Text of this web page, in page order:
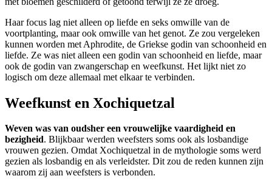
Haar focus lag niet alleen op liefde en seks omwille van de
voortplanting, maar ook omwille van het genot. Ze zou vergeleken
kunnen worden met Aphrodite, de Griekse godin van schoonheid en
liefde. Ze was niet alleen een godin van schoonheid en liefde, maar
ook de godin van zwangerschap en weefkunst. Het lijkt niet zo
logisch om deze allemaal met elkaar te verbinden.
Weefkunst en Xochiquetzal
Weven was van oudsher een vrouwelijke vaardigheid en
bezigheid. Blijkbaar werden weefsters soms ook als losbandige
vrouwen gezien. Omdat Xochiquetzal in de mythologie soms werd
gezien als losbandig en als verleidster. Dit zou de reden kunnen zijn
waarom zij aan weefsters is verbonden.